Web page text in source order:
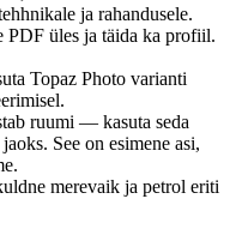
ja rahandusele.
üles ja täida ka profiil.
Topaz Photo varianti
ruumi — kasuta seda
See on esimene asi,
merevaik ja petrol eriti